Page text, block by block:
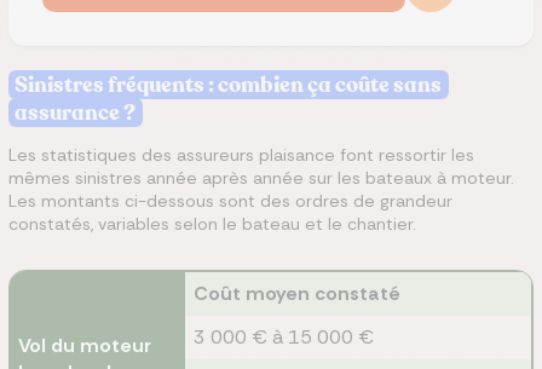
Sinistres fréquents : combien ça coûte sans
assurance ?
Les statistiques des assureurs plaisance font ressortir les
mêmes sinistres année après année sur les bateaux à moteur.
Les montants ci-dessous sont des ordres de grandeur
constatés, variables selon le bateau et le chantier.
Vol du moteur
Coût moyen constaté
3 000 € à 15 000 €